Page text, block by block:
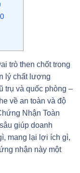
trò then chốt trong
lý chất lượng
trụ và quốc phòng –
về an toàn và độ
Nhận Toàn
giúp doanh
mang lại lợi ích gì,
nhận này một